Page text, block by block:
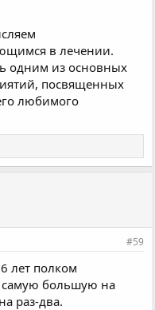
в лечении.
одним из основных
посвященных
любимого
#59
лет полком
самую большую на
раз-два.